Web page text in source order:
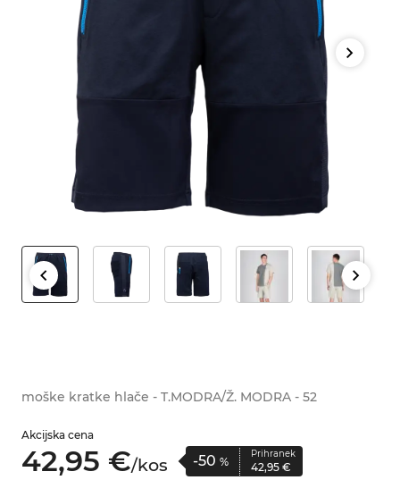
moške kratke hlače - T.MODRA/Ž. MODRA - 52
Akcijska cena
42,95 €/kos -50 %
Prihranek
42,95 €